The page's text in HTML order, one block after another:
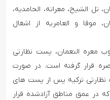
تل الشیح، معراته، الحامدیه،
موقا و العامریه از اشغال
معره النعمان، پست نظارتی
قرار گرفته است. در صورت
نظارتی ترکیه پس از پست های
در عمق مناطق آزادشده قرار